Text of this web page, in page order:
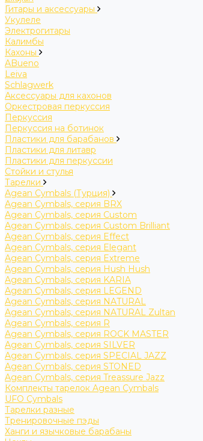
Гитары и аксессуары
Укулеле
Электрогитары
Калимбы
Кахоны
ABueno
Leiva
Schlagwerk
Аксессуары для кахонов
Оркестровая перкуссия
Перкуссия
Перкуссия на ботинок
Пластики для барабанов
Пластики для литавр
Пластики для перкуссии
Стойки и стулья
Тарелки
Agean Cymbals (Турция)
Agean Cymbals, серия BRX
Agean Cymbals, серия Custom
Agean Cymbals, серия Custom Brilliant
Agean Cymbals, серия Effect
Agean Cymbals, серия Elegant
Agean Cymbals, серия Extreme
Agean Cymbals, серия Hush Hush
Agean Cymbals, серия KARIA
Agean Cymbals, серия LEGEND
Agean Cymbals, серия NATURAL
Agean Cymbals, серия NATURAL Zultan
Agean Cymbals, серия R
Agean Cymbals, серия ROCK MASTER
Agean Cymbals, серия SILVER
Agean Cymbals, серия SPECIAL JAZZ
Agean Cymbals, серия STONED
Agean Cymbals, серия Treassure Jazz
Комплекты тарелок Agean Cymbals
UFO Cymbals
Тарелки разные
Тренировочные пэды
Ханги и язычковые барабаны